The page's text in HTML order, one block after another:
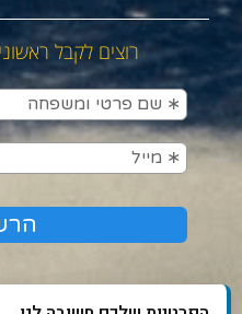
רוצים לקבל